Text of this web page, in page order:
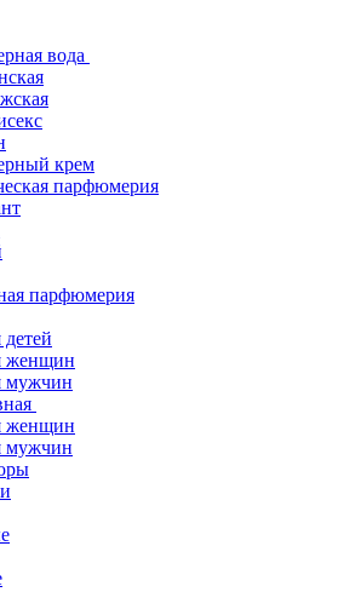
вода
крем
парфюмерия
парфюмерия
детей
женщин
мужчин
женщин
мужчин